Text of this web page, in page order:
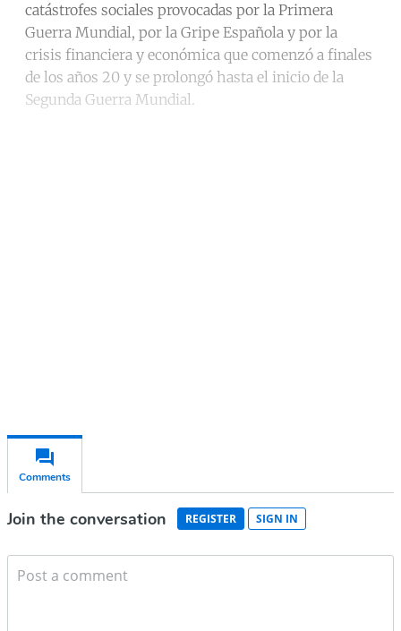
catástrofes sociales provocadas por la Primera
Guerra Mundial, por la Gripe Española y por la
crisis financiera y económica que comenzó a finales
de los años 20 y se prolongó hasta el inicio de la
Segunda Guerra Mundial.